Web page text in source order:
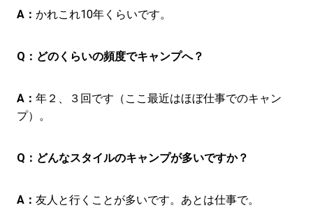
A： かれこれ10年くらいです。
Q： どのくらいの頻度でキャンプへ？
A： 年２、３回です（ここ最近はほぼ仕事でのキャン
プ）。
Q： どんなスタイルのキャンプが多いですか？
A： 友人と行くことが多いです。あとは仕事で。